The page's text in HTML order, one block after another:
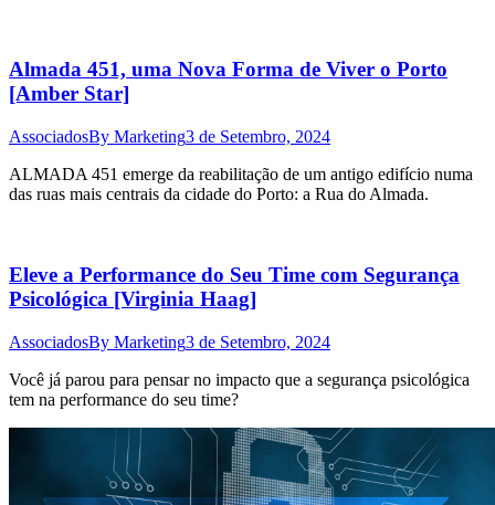
Almada 451, uma Nova Forma de Viver o Porto
[Amber Star]
AssociadosBy Marketing3 de Setembro, 2024
ALMADA 451 emerge da reabilitação de um antigo edifício numa
das ruas mais centrais da cidade do Porto: a Rua do Almada.
Eleve a Performance do Seu Time com Segurança
Psicológica [Virginia Haag]
AssociadosBy Marketing3 de Setembro, 2024
Você já parou para pensar no impacto que a segurança psicológica
tem na performance do seu time?